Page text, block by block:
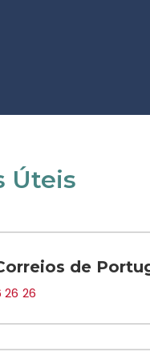
Úteis
de
26 26